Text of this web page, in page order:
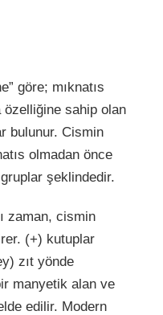
göre; mıknatıs
özelliğine sahip olan
bulunur. Cismin
olmadan önce
şeklindedir.
zaman, cismin
(+) kutuplar
zıt yönde
manyetik alan ve
edilir. Modern